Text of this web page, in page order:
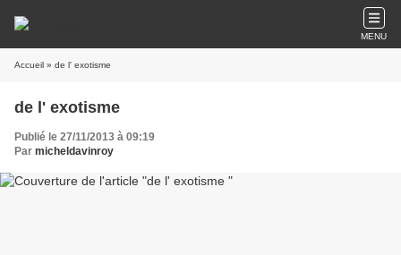
MENU
Accueil » de l' exotisme
de l' exotisme
Publié le 27/11/2013 à 09:19
Par micheldavinroy